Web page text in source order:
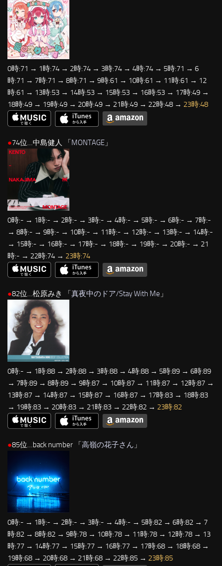
0時:71 → 1時:74 → 2時:74 → 3時:74 → 4時:74 → 5時:71 → 6
時:71 → 7時:71 → 8時:71 → 9時:61 → 10時:61 → 11時:61 → 12
時:61 → 13時:53 → 14時:53 → 15時:53 → 16時:53 → 17時:49 →
18時:49 → 19時:49 → 20時:49 → 21時:49 → 22時:48 → 23時:48
●74位…中島健人 「MONTAGE 」
0時:- → 1時:- → 2時:- → 3時:- → 4時:- → 5時:- → 6時:- → 7時:-
→ 8時:- → 9時:- → 10時:- → 11時:- → 12時:- → 13時:- → 14時:-
→ 15時:- → 16時:- → 17時:- → 18時:- → 19時:- → 20時:- → 21
時:- → 22時:74 → 23時:74
●82位…松原みき 「真夜中のドア/Stay With Me 」
0時:- → 1時:88 → 2時:88 → 3時:88 → 4時:88 → 5時:89 → 6時:89
→ 7時:89 → 8時:89 → 9時:87 → 10時:87 → 11時:87 → 12時:87 →
13時:87 → 14時:87 → 15時:87 → 16時:87 → 17時:83 → 18時:83
→ 19時:83 → 20時:83 → 21時:83 → 22時:82 → 23時:82
●85位…back number 「高嶺の花子さん 」
0時:- → 1時:- → 2時:- → 3時:- → 4時:- → 5時:82 → 6時:82 → 7
時:82 → 8時:82 → 9時:78 → 10時:78 → 11時:78 → 12時:78 → 13
時:77 → 14時:77 → 15時:77 → 16時:77 → 17時:68 → 18時:68 →
19時:68 → 20時:68 → 21時:68 → 22時:85 → 23時:85